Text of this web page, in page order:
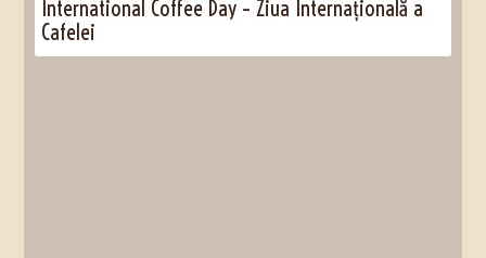
International Coffee Day – Ziua Internațională a
Cafelei